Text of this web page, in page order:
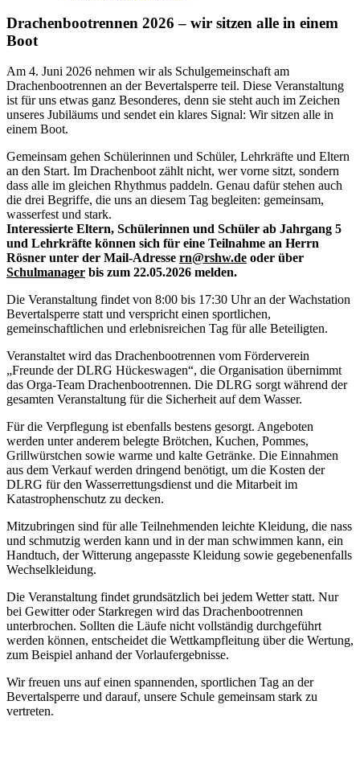
Drachenbootrennen 2026 – wir sitzen alle in einem
Boot
Am 4. Juni 2026 nehmen wir als Schulgemeinschaft am
Drachenbootrennen an der Bevertalsperre teil. Diese Veranstaltung
ist für uns etwas ganz Besonderes, denn sie steht auch im Zeichen
unseres Jubiläums und sendet ein klares Signal: Wir sitzen alle in
einem Boot.
Gemeinsam gehen Schülerinnen und Schüler, Lehrkräfte und Eltern
an den Start. Im Drachenboot zählt nicht, wer vorne sitzt, sondern
dass alle im gleichen Rhythmus paddeln. Genau dafür stehen auch
die drei Begriffe, die uns an diesem Tag begleiten: gemeinsam,
wasserfest und stark.
Interessierte Eltern, Schülerinnen und Schüler ab Jahrgang 5
und Lehrkräfte können sich für eine Teilnahme an Herrn
Rösner unter der Mail-Adresse rn@rshw.de oder über
Schulmanager bis zum 22.05.2026 melden.
Die Veranstaltung findet von 8:00 bis 17:30 Uhr an der Wachstation
Bevertalsperre statt und verspricht einen sportlichen,
gemeinschaftlichen und erlebnisreichen Tag für alle Beteiligten.
Veranstaltet wird das Drachenbootrennen vom Förderverein
„Freunde der DLRG Hückeswagen“, die Organisation übernimmt
das Orga-Team Drachenbootrennen. Die DLRG sorgt während der
gesamten Veranstaltung für die Sicherheit auf dem Wasser.
Für die Verpflegung ist ebenfalls bestens gesorgt. Angeboten
werden unter anderem belegte Brötchen, Kuchen, Pommes,
Grillwürstchen sowie warme und kalte Getränke. Die Einnahmen
aus dem Verkauf werden dringend benötigt, um die Kosten der
DLRG für den Wasserrettungsdienst und die Mitarbeit im
Katastrophenschutz zu decken.
Mitzubringen sind für alle Teilnehmenden leichte Kleidung, die nass
und schmutzig werden kann und in der man schwimmen kann, ein
Handtuch, der Witterung angepasste Kleidung sowie gegebenenfalls
Wechselkleidung.
Die Veranstaltung findet grundsätzlich bei jedem Wetter statt. Nur
bei Gewitter oder Starkregen wird das Drachenbootrennen
unterbrochen. Sollten die Läufe nicht vollständig durchgeführt
werden können, entscheidet die Wettkampfleitung über die Wertung,
zum Beispiel anhand der Vorlaufergebnisse.
Wir freuen uns auf einen spannenden, sportlichen Tag an der
Bevertalsperre und darauf, unsere Schule gemeinsam stark zu
vertreten.